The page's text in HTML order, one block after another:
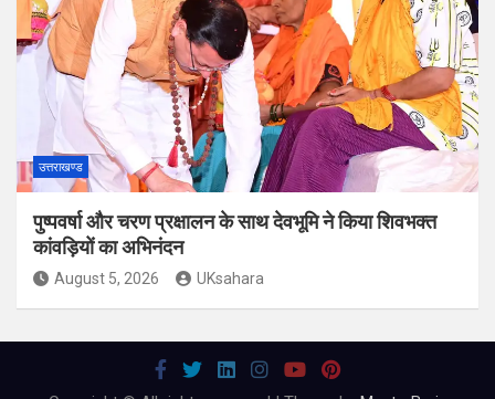
उत्तराखण्ड
पुष्पवर्षा और चरण प्रक्षालन के साथ देवभूमि ने किया शिवभक्त
कांवड़ियों का अभिनंदन
August 5, 2026 UKsahara